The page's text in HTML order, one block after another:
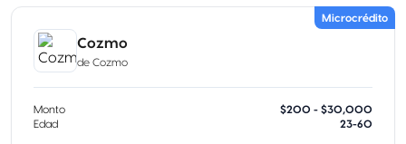
Microcrédito
Cozmo
de Cozmo
Monto
$200 - $30,000
Edad
23-60